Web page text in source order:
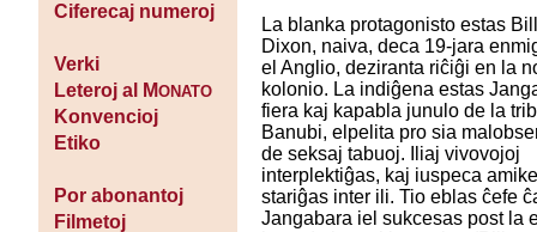
Ciferecaj numeroj
Verki
Leteroj al MONATO
Konvencioj
Etiko
Por abonantoj
Filmetoj
La blanka protagonisto estas
Dixon, naiva, deca 19-jara
el Anglio, deziranta riĉiĝi en la
kolonio. La indiĝena estas
fiera kaj kapabla junulo de la
Banubi, elpelita pro sia
de seksaj tabuoj. Iliaj vivovojoj
interplektiĝas, kaj iuspeca
stariĝas inter ili. Tio eblas ĉefe
Jangabara iel sukcesas post la